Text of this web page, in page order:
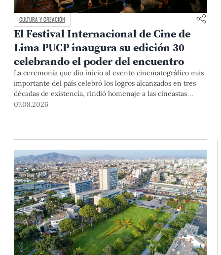
CULTURA Y CREACIÓN
El Festival Internacional de Cine de
Lima PUCP inaugura su edición 30
celebrando el poder del encuentro
La ceremonia que dio inicio al evento cinematográfico más
importante del país celebró los logros alcanzados en tres
décadas de existencia, rindió homenaje a las cineastas
Mariana Rondón y Marité Ugás, y planteó un llamado de
07.08.2026